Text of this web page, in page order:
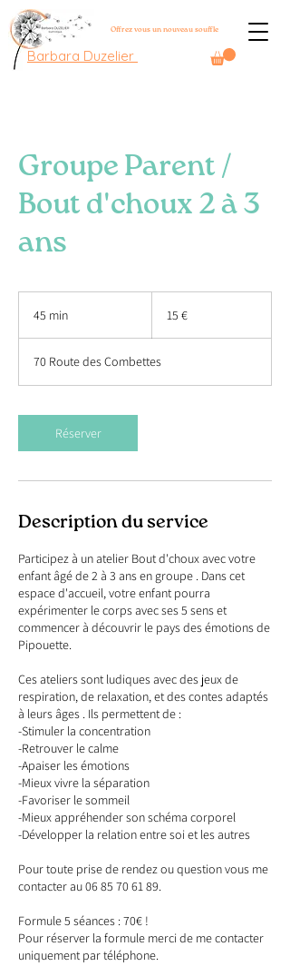
Offrez vous un nouveau souffle
Barbara Duzelier
Groupe Parent /
Bout d'choux 2 à 3
ans
45 min
i
n
15 €
70 Route des Combettes
Réserver
Description du service
Participez à un atelier Bout d'choux avec votre
enfant âgé de 2 à 3 ans en groupe . Dans cet
espace d'accueil, votre enfant pourra
expérimenter le corps avec ses 5 sens et
commencer à découvrir le pays des émotions de
Pipouette.
Ces ateliers sont ludiques avec des jeux de
respiration, de relaxation, et des contes adaptés
à leurs âges . Ils permettent de :
-Stimuler la concentration
-Retrouver le calme
-Apaiser les émotions
-Mieux vivre la séparation
-Favoriser le sommeil
-Mieux appréhender son schéma corporel
-Développer la relation entre soi et les autres
Pour toute prise de rendez ou question vous me
contacter au 06 85 70 61 89.
Formule 5 séances : 70€ !
Pour réserver la formule merci de me contacter
uniquement par téléphone.